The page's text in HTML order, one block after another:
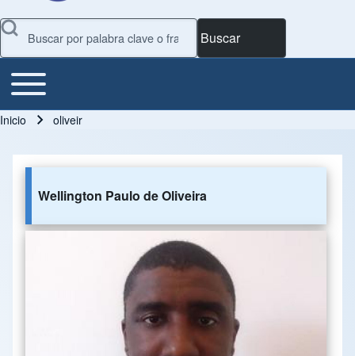
Buscar
Main Menu
Toggle main menu
Inicio oliveir
Wellington Paulo de Oliveira